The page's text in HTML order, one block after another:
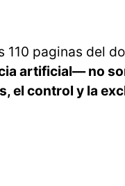
110 paginas del
artificial— no
el control y la